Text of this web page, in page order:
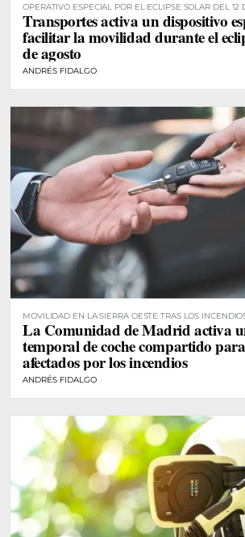
OPERATIVO ESPECIAL POR EL ECLIPSE SOLAR DEL 12
Transportes activa un dispositivo
facilitar la movilidad durante el
de agosto
ANDRÉS FIDALGO
MOVILIDAD EN LA SIERRA OESTE TRAS LOS
La Comunidad de Madrid activa
temporal de coche compartido
afectados por los incendios
ANDRÉS FIDALGO